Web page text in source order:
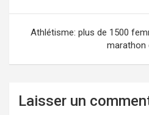
l’article
Athlétisme: plus de 1500
marathon
Laisser un